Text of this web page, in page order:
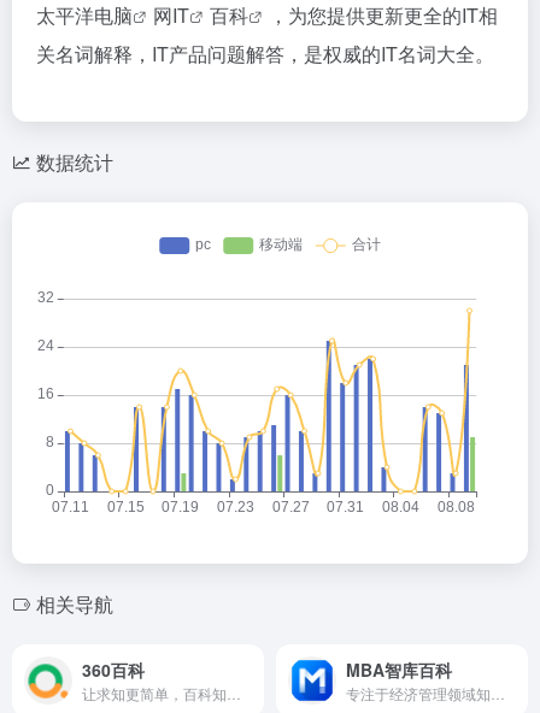
太平洋电脑 网IT 百科
，为您提供更新更全的IT相
关名词解释，IT产品问题解答，是权威的IT名词大全。
数据统计
相关导航
360百科 MBA智库百科